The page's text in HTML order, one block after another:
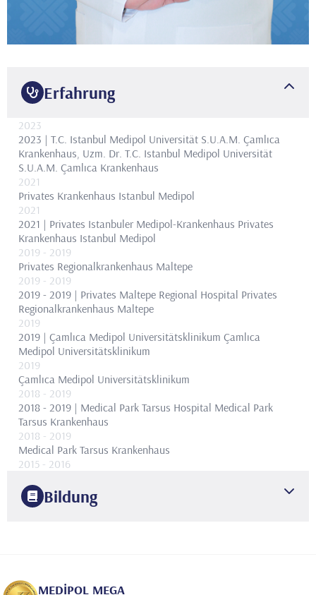
Erfahrung
2023
2023 | T.C. Istanbul Medipol Universität S.U.A.M. Çamlıca
Krankenhaus, Uzm. Dr. T.C. Istanbul Medipol Universität
S.U.A.M. Çamlıca Krankenhaus
2021
Privates Krankenhaus Istanbul Medipol
2021
2021 | Privates Istanbuler Medipol-Krankenhaus Privates
Krankenhaus Istanbul Medipol
2019 - 2019
Privates Regionalkrankenhaus Maltepe
2019 - 2019
2019 - 2019 | Privates Maltepe Regional Hospital Privates
Regionalkrankenhaus Maltepe
2019
2019 | Çamlıca Medipol Universitätsklinikum Çamlıca
Medipol Universitätsklinikum
2019
Çamlıca Medipol Universitätsklinikum
2018 - 2019
2018 - 2019 | Medical Park Tarsus Hospital Medical Park
Tarsus Krankenhaus
2018 - 2019
Medical Park Tarsus Krankenhaus
2015 - 2016
2015- 2016
2015 - 2016 | Private Life Medical Centre
Adana Numune Krankenhaus für Ausbildung und Forschung
Bildung
Universität Istanbul Fakultät für Medizin
MEDİPOL MEGA